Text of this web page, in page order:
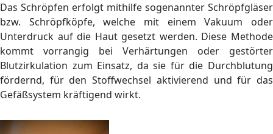
Das Schröpfen erfolgt mithilfe sogenannter Schröpfgläser
bzw. Schröpfköpfe, welche mit einem Vakuum oder
Unterdruck auf die Haut gesetzt werden. Diese Methode
kommt vorrangig bei Verhärtungen oder gestörter
Blutzirkulation zum Einsatz, da sie für die Durchblutung
fördernd, für den Stoffwechsel aktivierend und für das
Gefäßsystem kräftigend wirkt.